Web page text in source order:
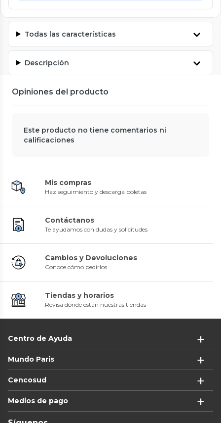
Todas las características
Descripción
Opiniones del producto
Este producto no tiene comentarios ni
calificaciones
Mis compras
Haz seguimiento y descarga boletas
Contáctanos
Te ayudamos con dudas y solicitudes
Cambios y Devoluciones
Conoce cómo pedirlos
Tiendas y horarios
Revisa dónde están nuestras tiendas
Centro de Ayuda
Mundo Paris
Cencosud
Medios de pago